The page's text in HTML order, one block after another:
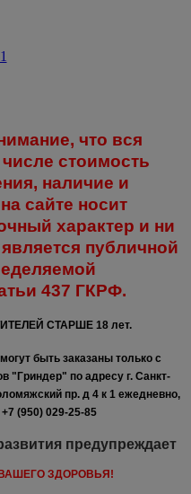
что вся
стоимость
наличие и
сайте носит
характер и ни
публичной
437 ГКРФ.
СТАРШЕ 18 лет.
быть заказаны только с
"Гриндер" по адресу г. Санкт-
пр. д 4 к 1 ежедневно,
(950) 029-25-85
предупреждает
ЗДОРОВЬЯ!